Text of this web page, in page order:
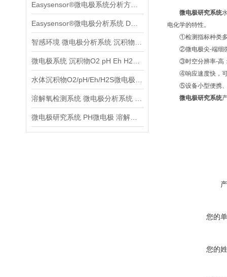
微电极研究系统
电化学的特性。
①检测指标种类多
②微电极尖-端细微
③时空分辨率-高：
④响应速度快，可
⑤设备小型便携、
微电极研究系统
您的
您的